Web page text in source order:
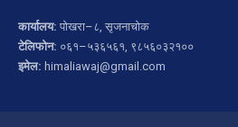
कार्यालय: पोखरा–८, सृजनाचोक
टेलिफोन: ०६१–५३६५६१, ९८५६०३२१००
इमेल: himaliawaj@gmail.com